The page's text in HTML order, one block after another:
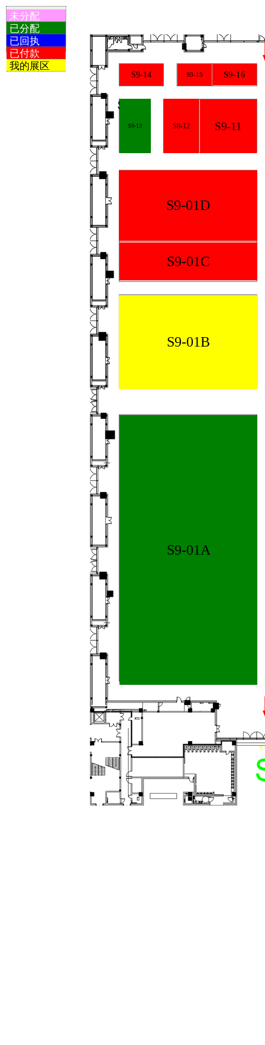
未分配
已分配
已回执
已付款
我的展区
S9-11
S9-16
S9-12
S9-13
S9-14 S9-15
S9-01B
S9-01D
S9-01C
S9-01A